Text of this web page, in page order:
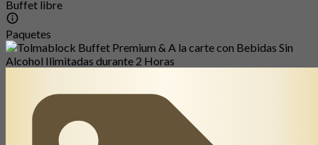
Buffet libre
Paquetes